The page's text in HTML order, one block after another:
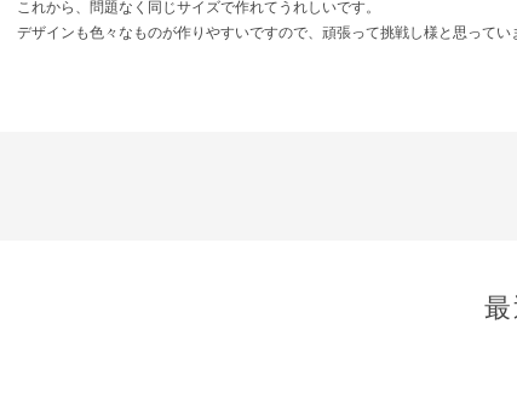
これから、問題なく同じサイズで作れてうれしいです。
デザインも色々なものが作りやすいですので、頑張って挑戦し様と思ってい